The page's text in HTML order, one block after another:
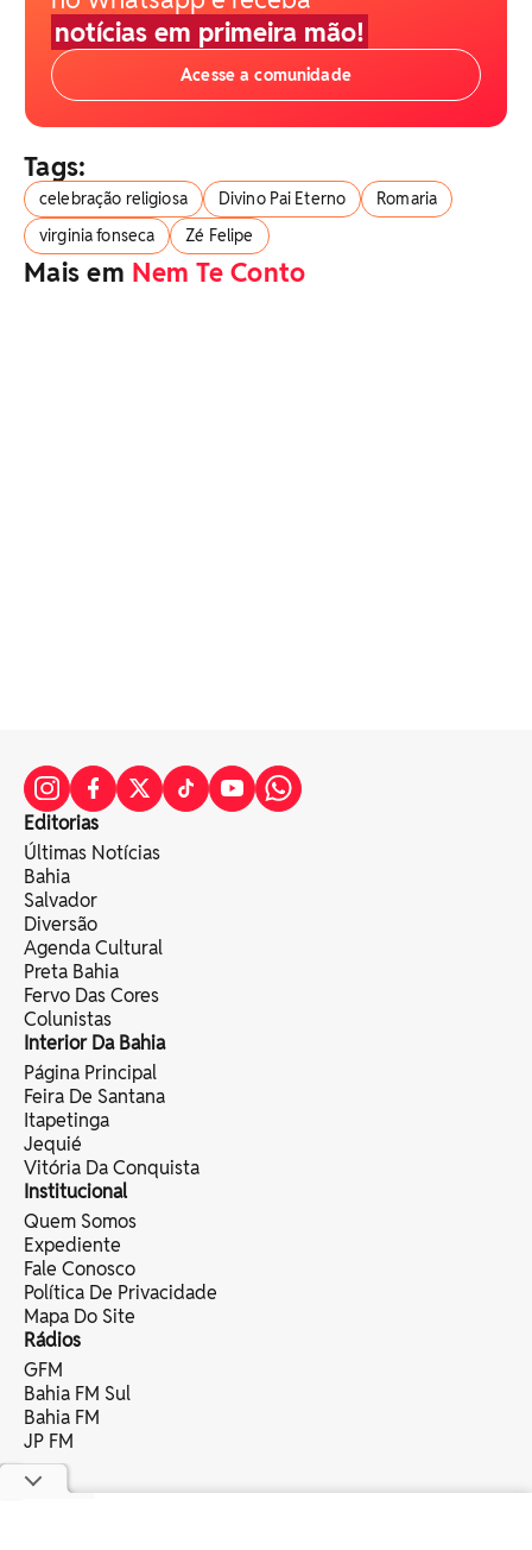
notícias em primeira mão!
Acesse a comunidade
Tags:
celebração religiosa Divino Pai Eterno
Romaria
virginia fonseca
Zé Felipe
Mais em Nem Te Conto
Editorias
Últimas Notícias
Bahia
Salvador
Diversão
Agenda Cultural
Preta Bahia
Fervo Das Cores
Colunistas
Interior Da Bahia
Página Principal
Feira De Santana
Itapetinga
Jequié
Vitória Da Conquista
Institucional
Quem Somos
Expediente
Fale Conosco
Política De Privacidade
Mapa Do Site
Rádios
GFM
Bahia FM Sul
Bahia FM
JP FM